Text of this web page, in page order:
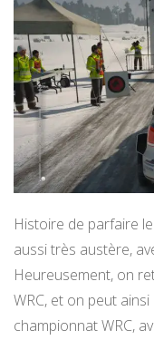
Histoire de parfaire
aussi très austère,
Heureusement, on
WRC, et on peut
championnat WRC,